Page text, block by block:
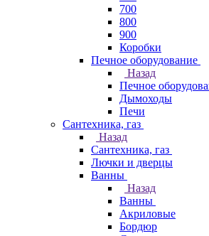
700
800
900
Коробки
Печное оборудование
Назад
Печное
Дымоходы
Печи
Сантехника, газ
Назад
Сантехника, газ
Лючки и дверцы
Ванны
Назад
Ванны
Акриловые
Бордюр